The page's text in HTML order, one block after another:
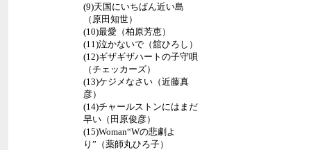
(9)天国にいちばん近い島
（原田知世）
(10)最愛（柏原芳恵）
(11)泣かないで（舘ひろし）
(12)ギザギザハートの子守唄
（チェッカーズ）
(13)ケジメなさい（近藤真
彦）
(14)チャールストンにはまだ
早い（田原俊彦）
(15)Woman“Wの悲劇よ
り”（薬師丸ひろ子）